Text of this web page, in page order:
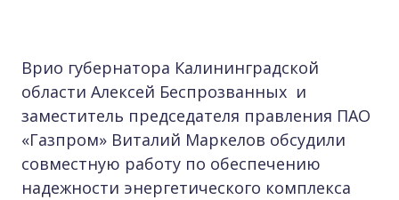
Врио губернатора Калининградской
области Алексей Беспрозванных и
заместитель председателя правления ПАО
«Газпром» Виталий Маркелов обсудили
совместную работу по обеспечению
надежности энергетического комплекса